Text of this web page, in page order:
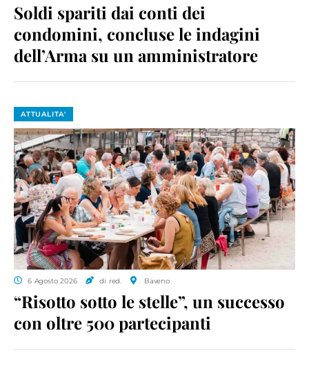
Soldi spariti dai conti dei
condomini, concluse le indagini
dell’Arma su un amministratore
ATTUALITA'
6 Agosto 2026 di red. Baveno
“Risotto sotto le stelle”, un successo
con oltre 500 partecipanti